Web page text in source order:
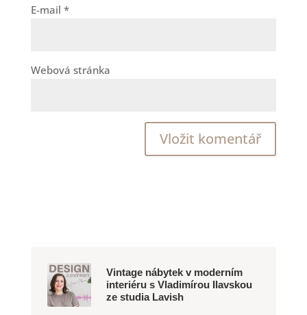
E-mail *
Webová stránka
Vintage nábytek v moderním
interiéru s Vladimírou Ilavskou
ze studia Lavish